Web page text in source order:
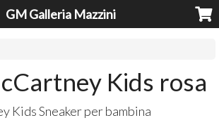
GM Galleria Mazzini
Kids rosa
Kids Sneaker per bambina